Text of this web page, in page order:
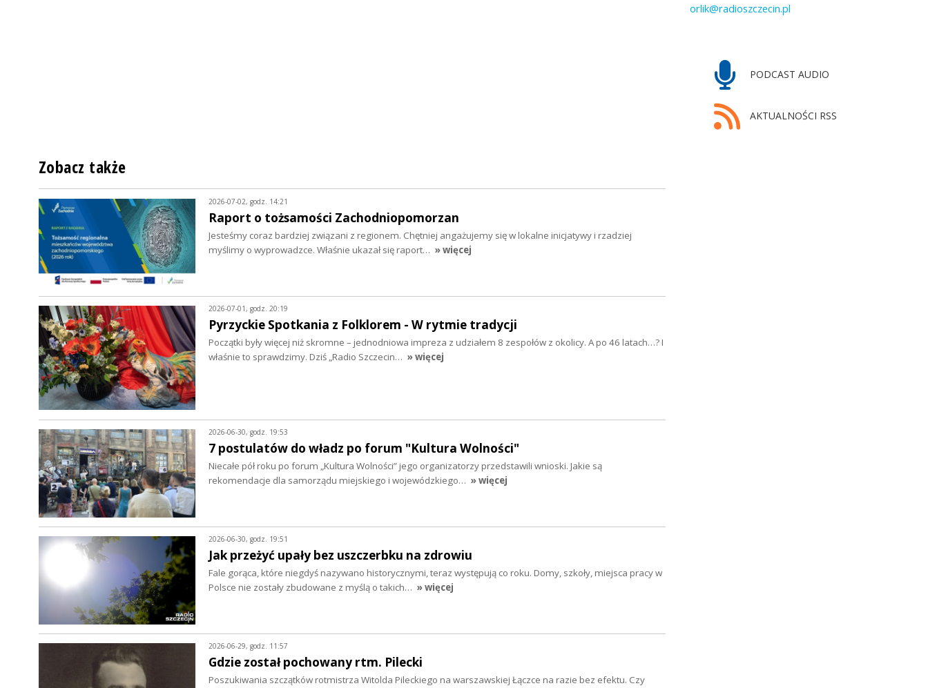
orlik@radioszczecin.pl
PODCAST AUDIO
AKTUALNOŚCI RSS
Zobacz także
2026-07-02, godz. 14:21
Raport o tożsamości Zachodniopomorzan
Jesteśmy coraz bardziej związani z regionem. Chętniej angażujemy się w lokalne inicjatywy i rzadziej
myślimy o wyprowadzce. Właśnie ukazał się raport… » więcej
2026-07-01, godz. 20:19
Pyrzyckie Spotkania z Folklorem - W rytmie tradycji
Początki były więcej niż skromne – jednodniowa impreza z udziałem 8 zespołów z okolicy. A po 46 latach…? I
właśnie to sprawdzimy. Dziś „Radio Szczecin… » więcej
2026-06-30, godz. 19:53
7 postulatów do władz po forum "Kultura Wolności"
Niecałe pół roku po forum „Kultura Wolności” jego organizatorzy przedstawili wnioski. Jakie są
rekomendacje dla samorządu miejskiego i wojewódzkiego… » więcej
2026-06-30, godz. 19:51
Jak przeżyć upały bez uszczerbku na zdrowiu
Fale gorąca, które niegdyś nazywano historycznymi, teraz występują co roku. Domy, szkoły, miejsca pracy w
Polsce nie zostały zbudowane z myślą o takich… » więcej
2026-06-29, godz. 11:57
Gdzie został pochowany rtm. Pilecki
Poszukiwania szczątków rotmistrza Witolda Pileckiego na warszawskiej Łączce na razie bez efektu. Czy